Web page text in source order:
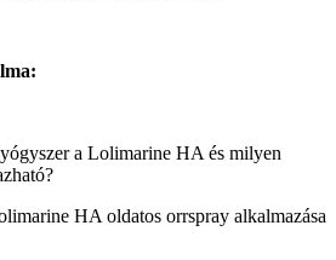
a Lolimarine HA és milyen
HA oldatos orrspray alkalmazása